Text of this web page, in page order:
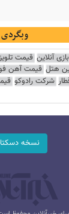
وبگردی
بازی آنلاین قیمت
هتل قیمت آهن
شرکت رادوکو
نسخه